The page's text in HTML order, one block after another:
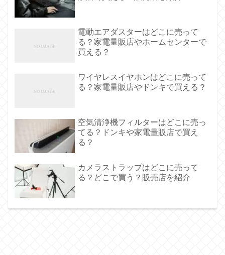
電動エアダスターはどこに売って
る？家電量販店やホームセンターで
買える？
ワイヤレスイヤホンはどこに売って
る？家電量販店やドンキで買える？
空気清浄機フィルターはどこに売っ
てる？ドンキや家電量販店で買え
る？
カメラストラップはどこに売って
る？どこで買う？販売店を紹介